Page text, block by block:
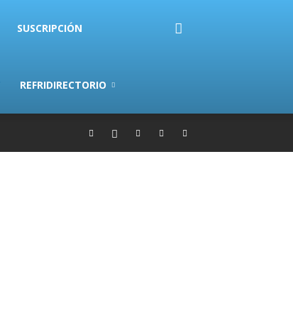
SUSCRIPCIÓN
REFRIDIRECTORIO